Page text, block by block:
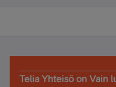
Telia Yhteisö on Vain